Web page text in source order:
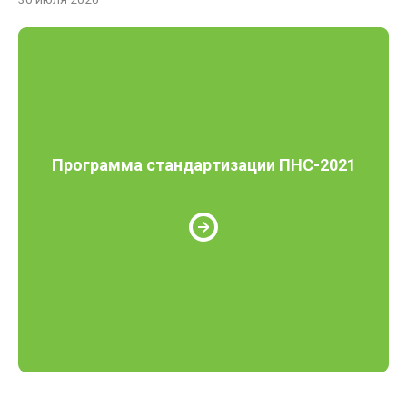
Программа стандартизации ПНС-2021